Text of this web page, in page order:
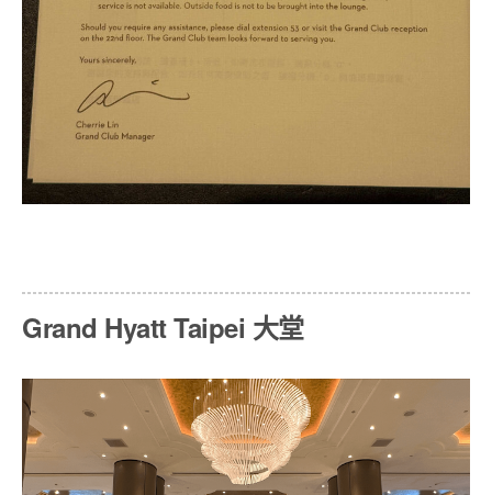
Grand Hyatt Taipei 大堂